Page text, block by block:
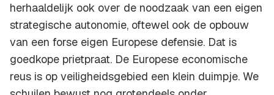
herhaaldelijk ook over de noodzaak van een eigen
strategische autonomie, oftewel ook de opbouw
van een forse eigen Europese defensie. Dat is
goedkope prietpraat. De Europese economische
reus is op veiligheidsgebied een klein duimpje. We